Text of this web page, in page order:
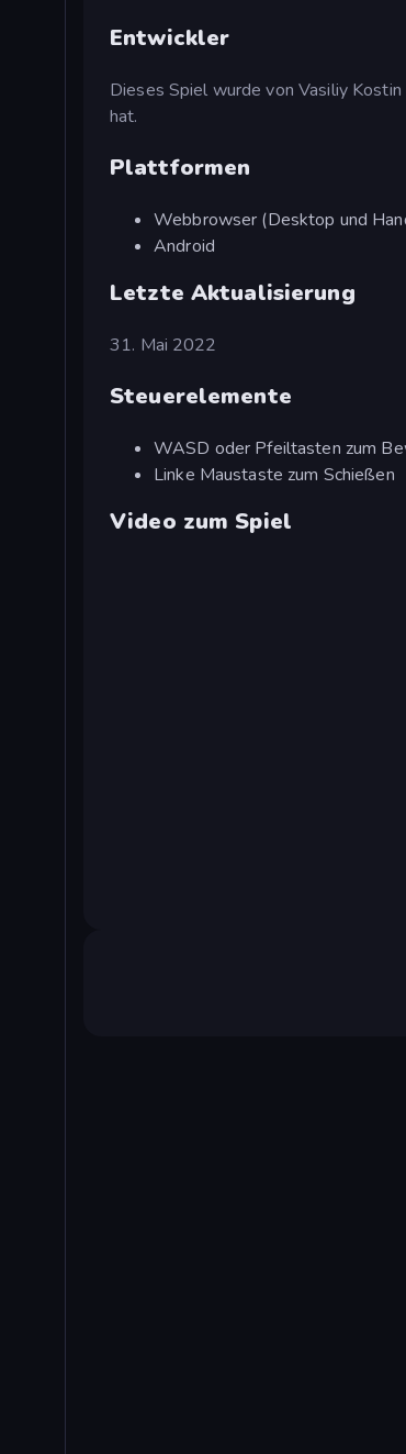
Entwickler
Dieses Spiel wurde von Vasiliy
hat.
Plattformen
Webbrowser (Desktop und
Android
Letzte Aktualisierung
31. Mai 2022
Steuerelemente
WASD oder Pfeiltasten zum
Linke Maustaste zum Schießen
Video zum Spiel